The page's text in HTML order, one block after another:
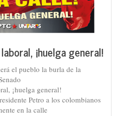
¡huelga general!
el pueblo la burla de la
¡huelga general!
Petro a los colombianos
en la calle